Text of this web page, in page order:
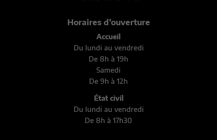
Horaires d’ouverture
Accueil
Du lundi au vendredi
De 8h à 19h
Samedi
De 9h à 12h
État civil
Du lundi au vendredi
De 8h à 17h30